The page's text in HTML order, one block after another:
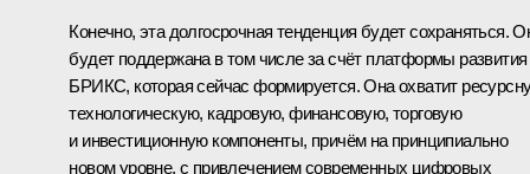
Конечно, эта долгосрочная тенденция будет сохраняться.
будет поддержана в том числе за счёт платформы развития
БРИКС, которая сейчас формируется. Она охватит
технологическую, кадровую, финансовую, торговую
и инвестиционную компоненты, причём на принципиально
новом уровне, с привлечением современных цифровых